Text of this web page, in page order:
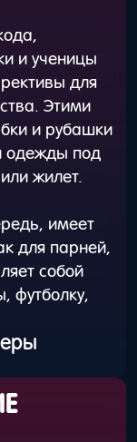
и ученицы
для
Этими
и рубашки
одежды под
жилет.
имеет
для парней,
собой
футболку,